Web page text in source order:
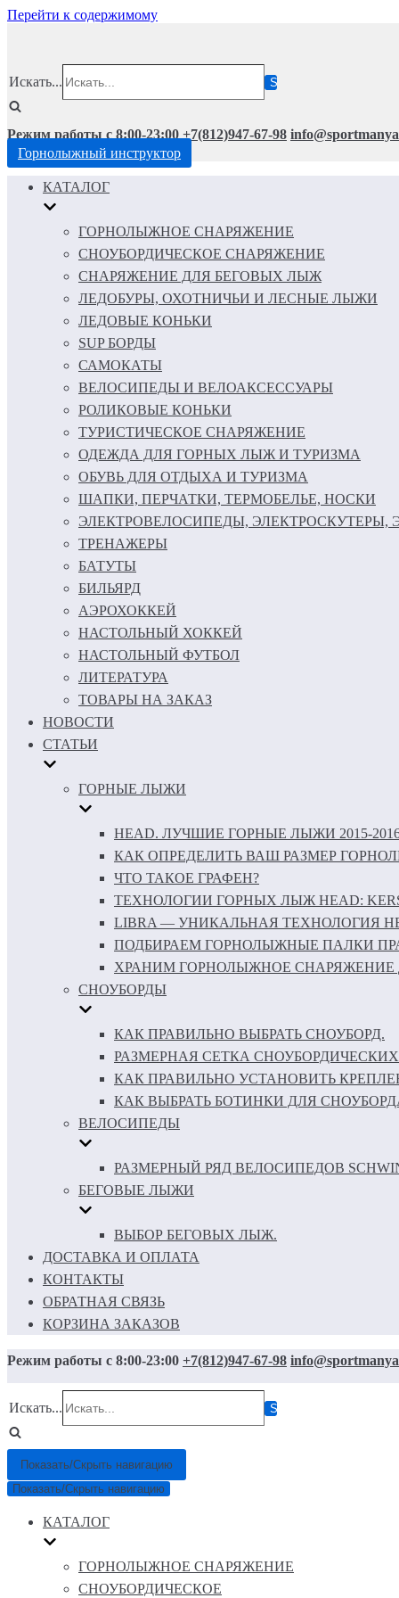
Перейти к содержимому
Искать...
Режим работы с 8:00-23:00 +7(812)947-67-98
Горнолыжный инструктор
КАТАЛОГ
ГОРНОЛЫЖНОЕ СНАРЯЖЕНИЕ
СНОУБОРДИЧЕСКОЕ СНАРЯЖЕНИЕ
СНАРЯЖЕНИЕ ДЛЯ БЕГОВЫХ ЛЫЖ
ЛЕДОБУРЫ, ОХОТНИЧЬИ И ЛЕСНЫЕ ЛЫЖИ
ЛЕДОВЫЕ КОНЬКИ
SUP БОРДЫ
САМОКАТЫ
ВЕЛОСИПЕДЫ И ВЕЛОАКСЕССУАРЫ
РОЛИКОВЫЕ КОНЬКИ
ТУРИСТИЧЕСКОЕ СНАРЯЖЕНИЕ
ОДЕЖДА ДЛЯ ГОРНЫХ ЛЫЖ И ТУРИЗМА
ОБУВЬ ДЛЯ ОТДЫХА И ТУРИЗМА
ШАПКИ, ПЕРЧАТКИ, ТЕРМОБЕЛЬЕ, НОСКИ
ЭЛЕКТРОВЕЛОСИПЕДЫ, ЭЛЕКТРОСКУТЕРЫ,
ТРЕНАЖЕРЫ
БАТУТЫ
БИЛЬЯРД
АЭРОХОККЕЙ
НАСТОЛЬНЫЙ ХОККЕЙ
НАСТОЛЬНЫЙ ФУТБОЛ
ЛИТЕРАТУРА
ТОВАРЫ НА ЗАКАЗ
НОВОСТИ
СТАТЬИ
ГОРНЫЕ ЛЫЖИ
HEAD. ЛУЧШИЕ ГОРНЫЕ ЛЫЖИ 2015-
КАК ОПРЕДЕЛИТЬ ВАШ РАЗМЕР
ЧТО ТАКОЕ ГРАФЕН?
ТЕХНОЛОГИИ ГОРНЫХ ЛЫЖ HEAD: KERS
LIBRA — УНИКАЛЬНАЯ ТЕХНОЛОГИЯ
ПОДБИРАЕМ ГОРНОЛЫЖНЫЕ ПАЛКИ
ХРАНИМ ГОРНОЛЫЖНОЕ
СНОУБОРДЫ
КАК ПРАВИЛЬНО ВЫБРАТЬ СНОУБОРД.
РАЗМЕРНАЯ СЕТКА
КАК ПРАВИЛЬНО УСТАНОВИТЬ
КАК ВЫБРАТЬ БОТИНКИ ДЛЯ
ВЕЛОСИПЕДЫ
РАЗМЕРНЫЙ РЯД ВЕЛОСИПЕДОВ
БЕГОВЫЕ ЛЫЖИ
ВЫБОР БЕГОВЫХ ЛЫЖ.
ДОСТАВКА И ОПЛАТА
КОНТАКТЫ
ОБРАТНАЯ СВЯЗЬ
КОРЗИНА ЗАКАЗОВ
Режим работы с 8:00-23:00 +7(812)947-67-98
Искать...
Показать/Скрыть навигацию
Показать/Скрыть навигацию
КАТАЛОГ
ГОРНОЛЫЖНОЕ СНАРЯЖЕНИЕ
СНОУБОРДИЧЕСКОЕ